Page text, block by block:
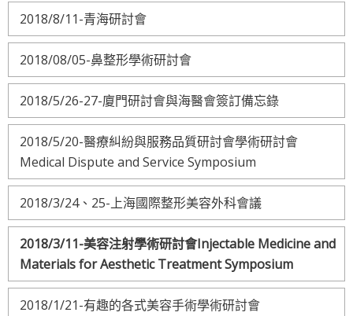
2018/8/11-青海研討會
2018/08/05-鼻整形學術研討會
2018/5/26-27-廈門研討會與海醫會簽訂備忘錄
2018/5/20-醫療糾紛與服務品質研討會學術研討會
Medical Dispute and Service Symposium
2018/3/24、25-上海國際整形美容外科會議
2018/3/11-美容注射學術研討會Injectable Medicine and
Materials for Aesthetic Treatment Symposium
2018/1/21-有趣的各式美容手術學術研討會